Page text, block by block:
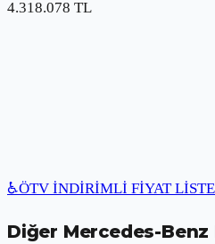
4.318.078 TL
♿ÖTV İNDİRİMLİ FİYAT
Diğer Mercedes-Benz